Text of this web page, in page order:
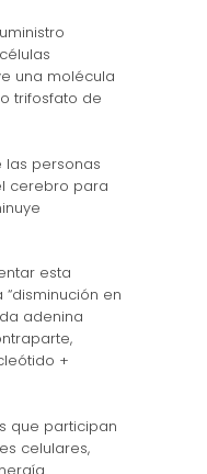
una molécula
trifosfato de
las personas
cerebro para
esta
en
adenina
+
que participan
celulares,